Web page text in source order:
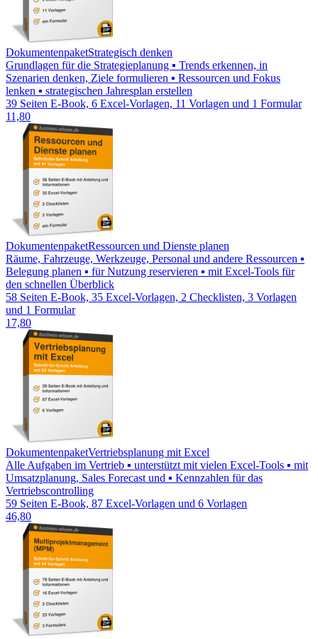
DokumentenpaketStrategisch denken
Grundlagen für die Strategieplanung ▪ Trends erkennen, in
Szenarien denken, Ziele formulieren ▪ Ressourcen und Fokus
lenken ▪ strategischen Jahresplan erstellen
39 Seiten E-Book, 6 Excel-Vorlagen, 11 Vorlagen und 1 Formular
11,80
DokumentenpaketRessourcen und Dienste planen
Räume, Fahrzeuge, Werkzeuge, Personal und andere Ressourcen ▪
Belegung planen ▪ für Nutzung reservieren ▪ mit Excel-Tools für
den schnellen Überblick
58 Seiten E-Book, 35 Excel-Vorlagen, 2 Checklisten, 3 Vorlagen
und 1 Formular
17,80
DokumentenpaketVertriebsplanung mit Excel
Alle Aufgaben im Vertrieb ▪ unterstützt mit vielen Excel-Tools ▪ mit
Umsatzplanung, Sales Forecast und ▪ Kennzahlen für das
Vertriebscontrolling
59 Seiten E-Book, 87 Excel-Vorlagen und 6 Vorlagen
46,80